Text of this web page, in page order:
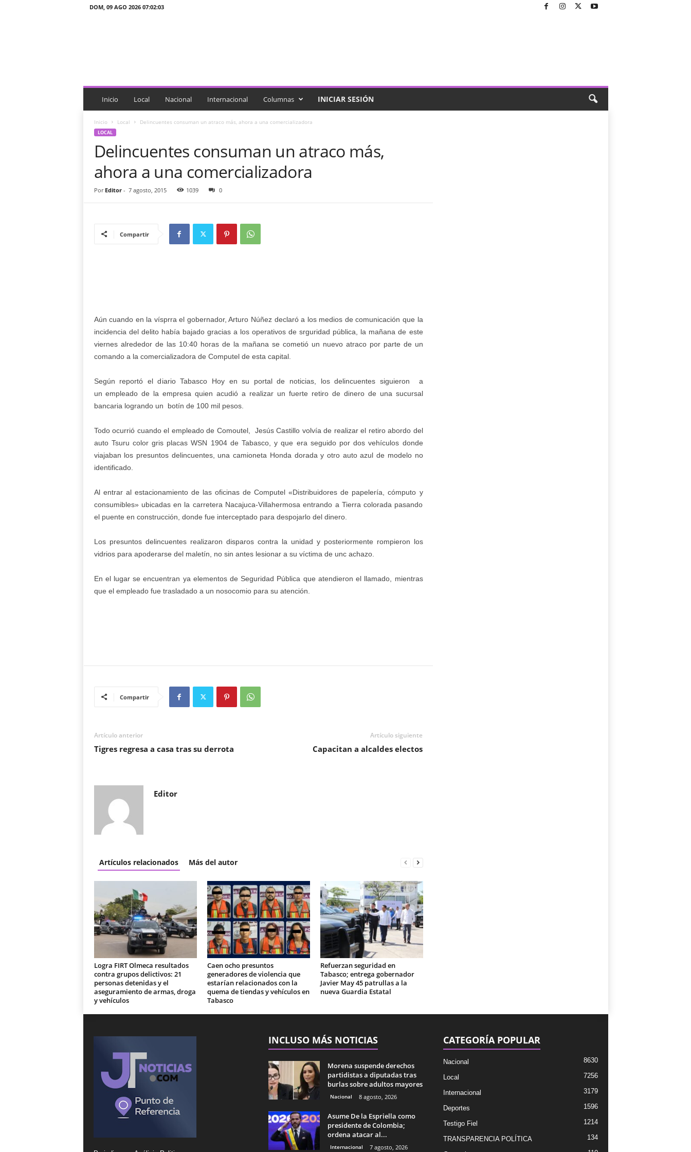
DOM, 09 AGO 2026 07:02:03
c
a
Inicio Local Nacional Internacional Columnas INICIAR SESIÓN
Inicio Local Delincuentes consuman un atraco más, ahora a una comercializadora
LOCAL
Delincuentes consuman un atraco más,
ahora a una comercializadora
Por Editor- 7 agosto, 2015 1039 0
Compartir
Aún cuando en la vísprra el gobernador, Arturo Núñez declaró a los medios de comunicación que la
incidencia del delito había bajado gracias a los operativos de srguridad pública, la mañana de este
viernes alrededor de las 10:40 horas de la mañana se cometió un nuevo atraco por parte de un
comando a la comercializadora de Computel de esta capital.
Según reportó el diario Tabasco Hoy en su portal de noticias, los delincuentes siguieron a
un empleado de la empresa quien acudió a realizar un fuerte retiro de dinero de una sucursal
bancaria logrando un botín de 100 mil pesos.
Todo ocurrió cuando el empleado de Comoutel, Jesús Castillo volvía de realizar el retiro abordo del
auto Tsuru color gris placas WSN 1904 de Tabasco, y que era seguido por dos vehículos donde
viajaban los presuntos delincuentes, una camioneta Honda dorada y otro auto azul de modelo no
identificado.
Al entrar al estacionamiento de las oficinas de Computel «Distribuidores de papelería, cómputo y
consumibles» ubicadas en la carretera Nacajuca-Villahermosa entrando a Tierra colorada pasando
el puente en construcción, donde fue interceptado para despojarlo del dinero.
Los presuntos delincuentes realizaron disparos contra la unidad y posteriormente rompieron los
vidrios para apoderarse del maletín, no sin antes lesionar a su víctima de unc achazo.
En el lugar se encuentran ya elementos de Seguridad Pública que atendieron el llamado, mientras
que el empleado fue trasladado a un nosocomio para su atención.
Compartir
Artículo anterior
Tigres regresa a casa tras su derrota
Artículo siguiente
Capacitan a alcaldes electos
Editor
Artículos relacionados Más del autor
Logra FIRT Olmeca resultados
contra grupos delictivos: 21
personas detenidas y el
aseguramiento de armas, droga
y vehículos
Caen ocho presuntos
generadores de violencia que
estarían relacionados con la
quema de tiendas y vehículos en
Tabasco
Refuerzan seguridad en
Tabasco; entrega gobernador
Javier May 45 patrullas a la
nueva Guardia Estatal
INCLUSO MÁS NOTICIAS
Morena suspende derechos
partidistas a diputadas tras
burlas sobre adultos mayores
Nacional 8 agosto, 2026
Asume De la Espriella como
presidente de Colombia;
ordena atacar al...
Internacional 7 agosto, 2026
CATEGORÍA POPULAR
Nacional 8630
Local 7256
Internacional 3179
Deportes 1596
Testigo Fiel 1214
TRANSPARENCIA POLÍTICA 134